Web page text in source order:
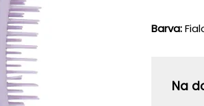
Barva:
Na